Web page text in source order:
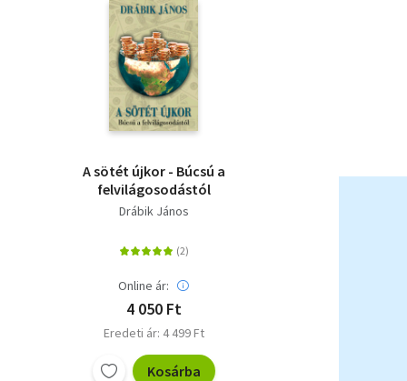
A sötét újkor - Búcsú a
felvilágosodástól
Drábik János
Online ár:
4 050 Ft
Eredeti ár: 4 499 Ft
Kosárba